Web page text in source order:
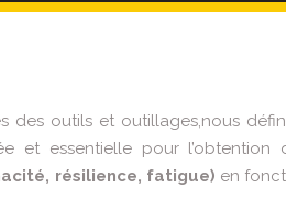
des outils et outillages,nous
et essentielle pour l’obtention
résilience, fatigue) en